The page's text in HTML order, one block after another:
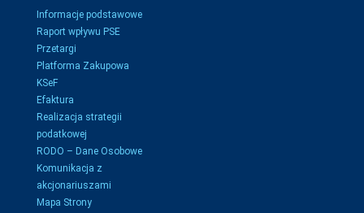
Informacje podstawowe
Raport wpływu PSE
Przetargi
Platforma Zakupowa
KSeF
Efaktura
Realizacja strategii
podatkowej
RODO – Dane Osobowe
Komunikacja z
akcjonariuszami
Mapa Strony